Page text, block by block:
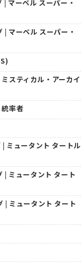
| マーベル スーパー・
| マーベル スーパー・
スティカル・アーカイ
統率者
| ミュータント タートル
| ミュータント タート
| ミュータント タート